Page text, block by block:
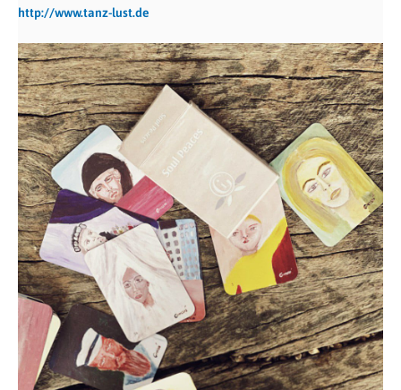
http://www.tanz-lust.de